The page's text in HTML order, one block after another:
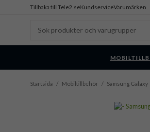
Tillbaka till Tele2.seKundserviceVarumärken
Startsida / Mobiltillbehör / Samsung Galaxy